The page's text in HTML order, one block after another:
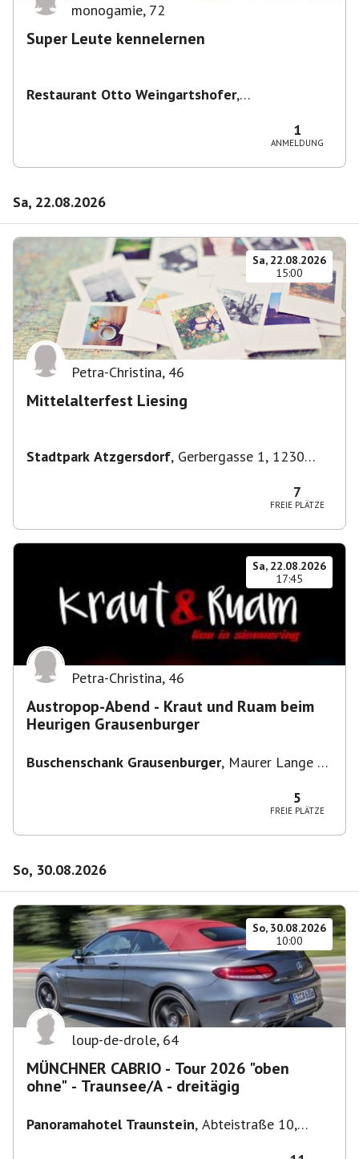
monogamie, 72
Super Leute kennelernen
Restaurant Otto Weingartshofer,
1
ANMELDUNG
Sa, 22.08.2026
Sa, 22.08.2026
15:00
Petra-Christina, 46
Mittelalterfest Liesing
Stadtpark Atzgersdorf, Gerbergasse 1, 1230
7
FREIE PLÄTZE
Sa, 22.08.2026
17:45
Petra-Christina, 46
Austropop-Abend - Kraut und Ruam beim
Heurigen Grausenburger
Buschenschank Grausenburger, Maurer Lange G.
5
FREIE PLÄTZE
So, 30.08.2026
So, 30.08.2026
10:00
loup-de-drole, 64
MÜNCHNER CABRIO - Tour 2026 "oben
ohne" - Traunsee/A - dreitägig
Panoramahotel Traunstein, Abteistraße 10,